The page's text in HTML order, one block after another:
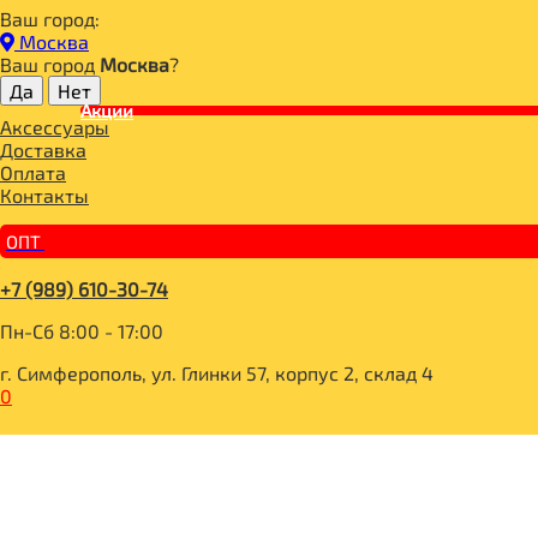
Ваш город:
Москва
Ваш город Москва?
Акции
Аксессуары
Доставка
Оплата
Контакты
ОПТ
+7 (989) 610-30-74
Пн-Сб 8:00 - 17:00
г. Симферополь, ул. Глинки 57, корпус 2, склад 4
0
Главная
СПОРТИВНОЕ ПИТАНИЕ
ВИТАМИНЫ И МИНЕРАЛЫ
СПОРТИВНОЕ ПИТАНИЕ
Optimum System
PROPER VIT
ДЕТОКС
BOMBBAR Энергетический гель
АКТИВНОЕ ДОЛГОЛЕТИЕ
КАЗЕИН
ИММУНИТЕТ
ПРОБИОТИК
ХОНДРОПРОТЕКТОРЫ
ИЗОТОНИК